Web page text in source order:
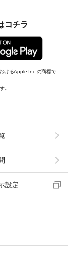
コチラ
けるApple Inc.の商標で
。
設定